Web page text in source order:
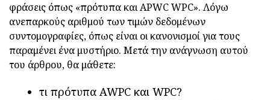
φράσεις όπως «πρότυπα και APWC WPC». Λόγω
ανεπαρκούς αριθμού των τιμών δεδομένων
συντομογραφίες, όπως είναι οι κανονισμοί για τους
παραμένει ένα μυστήριο. Μετά την ανάγνωση αυτού
του άρθρου, θα μάθετε:
τι πρότυπα AWPC και WPC?